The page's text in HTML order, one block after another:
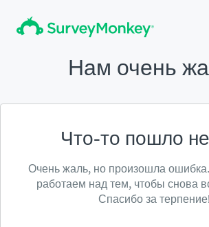
Нам очень
Что-то пошло
Очень жаль, но произошла
работаем над тем, чтобы снова
Спасибо за терпение!